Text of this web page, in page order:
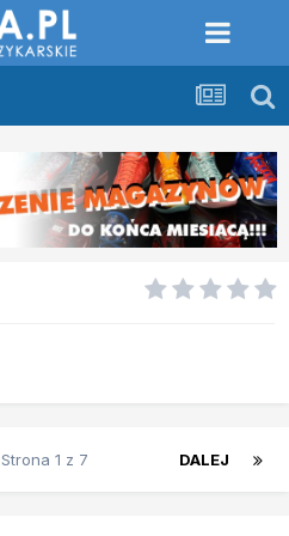
DALEJ
Strona 1 z 7